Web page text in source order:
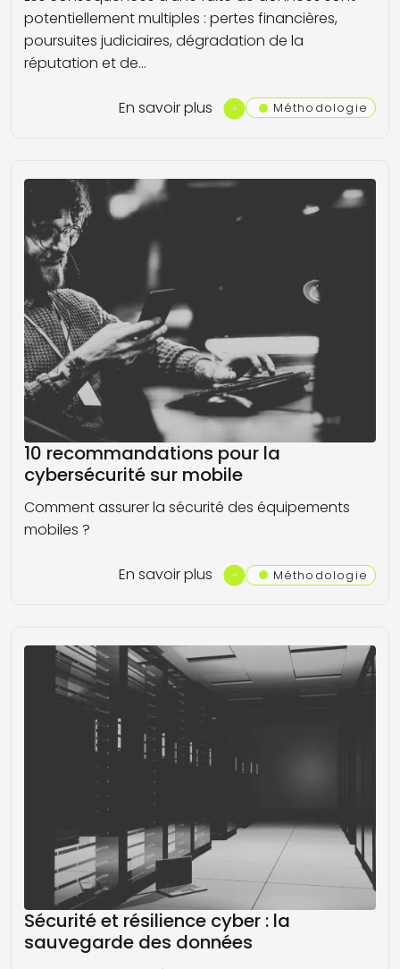
potentiellement multiples : pertes financières,
poursuites judiciaires, dégradation de la
réputation et de…
En savoir plus Méthodologie
10 recommandations pour la
cybersécurité sur mobile
Comment assurer la sécurité des équipements
mobiles ?
En savoir plus Méthodologie
Sécurité et résilience cyber : la
sauvegarde des données